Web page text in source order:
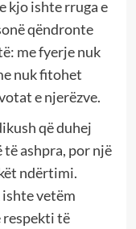
kjo ishte rruga e
qëndronte
me fyerje nuk
nuk fitohet
e njerëzve.
që duhej
ashpra, por një
ndërtimi.
ishte vetëm
respekti të